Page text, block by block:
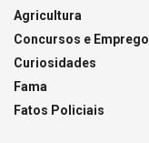
Agricultura
Concursos e Emprego
Curiosidades
Fama
Fatos Policiais